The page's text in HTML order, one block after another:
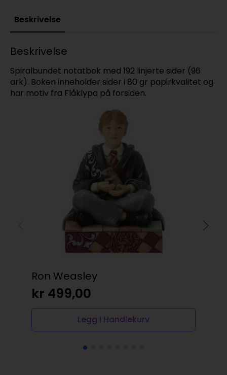
Beskrivelse
Beskrivelse
Spiralbundet notatbok med 192 linjerte sider (96
ark). Boken inneholder sider i 80 gr papirkvalitet og
har motiv fra Flåklypa på forsiden.
Ron Weasley
kr 499,00
Legg I Handlekurv